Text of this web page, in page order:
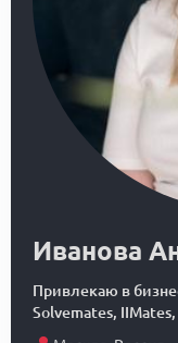
Иванова
Привлекаю в
Solvemates,